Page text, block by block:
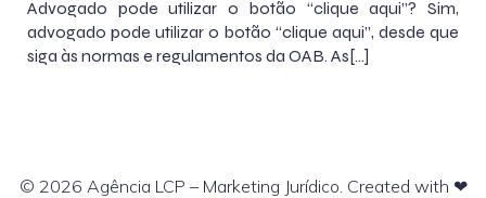
Advogado pode utilizar o botão “clique aqui”? Sim,
advogado pode utilizar o botão “clique aqui”, desde que
siga às normas e regulamentos da OAB. As[…]
© 2026 Agência LCP – Marketing Jurídico. Created with ❤